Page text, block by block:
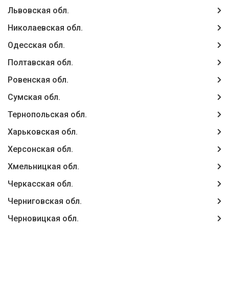
Львовская обл.
Николаевская обл.
Одесская обл.
Полтавская обл.
Ровенская обл.
Сумская обл.
Тернопольская обл.
Харьковская обл.
Херсонская обл.
Хмельницкая обл.
Черкасская обл.
Черниговская обл.
Черновицкая обл.